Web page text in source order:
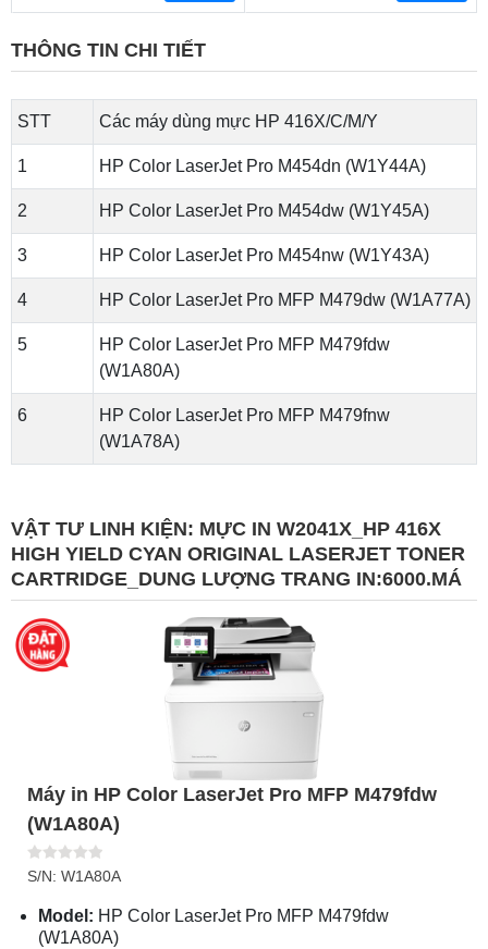
THÔNG TIN CHI TIẾT
STT Các máy dùng mực HP 416X/C/M/Y
1 HP Color LaserJet Pro M454dn (W1Y44A)
2 HP Color LaserJet Pro M454dw (W1Y45A)
3 HP Color LaserJet Pro M454nw (W1Y43A)
4 HP Color LaserJet Pro MFP M479dw (W1A77A)
5
HP Color LaserJet Pro MFP M479fdw
(W1A80A)
6
HP Color LaserJet Pro MFP M479fnw
(W1A78A)
VẬT TƯ LINH KIỆN: MỰC IN W2041X_HP 416X
HIGH YIELD CYAN ORIGINAL LASERJET TONER
CARTRIDGE_DUNG LƯỢNG TRANG IN:6000.MÁ
Máy in HP Color LaserJet Pro MFP M479fdw
(W1A80A)
S/N: W1A80A
Model: HP Color LaserJet Pro MFP M479fdw
(W1A80A)